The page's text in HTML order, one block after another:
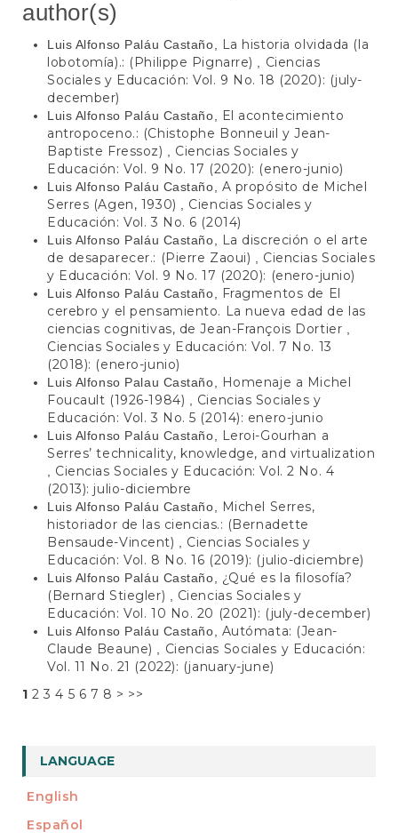
author(s)
Luis Alfonso Paláu Castaño,
La historia olvidada (la
lobotomía).: (Philippe Pignarre)
Ciencias
Sociales y Educación: Vol. 9 No. 18 (2020): (july-
december)
Luis Alfonso Paláu Castaño,
El acontecimiento
antropoceno.: (Chistophe Bonneuil y Jean-
Baptiste Fressoz)
Ciencias Sociales y
Educación: Vol. 9 No. 17 (2020): (enero-junio)
Luis Alfonso Paláu Castaño, A propósito de Michel
Serres (Agen, 1930)
Ciencias Sociales y
Educación: Vol. 3 No. 6 (2014)
Luis Alfonso Paláu Castaño,
La discreción o el arte
de desaparecer.: (Pierre Zaoui)
Ciencias Sociales
y Educación: Vol. 9 No. 17 (2020): (enero-junio)
Luis Alfonso Paláu Castaño,
Fragmentos de El
cerebro y el pensamiento. La nueva edad de las
ciencias cognitivas, de Jean-François Dortier
Ciencias Sociales y Educación: Vol. 7 No. 13
(2018): (enero-junio)
Luis Alfonso Palau Castaño,
Homenaje a Michel
Foucault (1926-1984)
Ciencias Sociales y
Educación: Vol. 3 No. 5 (2014): enero-junio
Luis Alfonso Paláu Castaño,
Leroi-Gourhan a
Serres’ technicality, knowledge, and virtualization
Ciencias Sociales y Educación: Vol. 2 No. 4
(2013): julio-diciembre
Luis Alfonso Paláu Castaño,
Michel Serres,
historiador de las ciencias.: (Bernadette
Bensaude-Vincent)
Ciencias Sociales y
Educación: Vol. 8 No. 16 (2019): (julio-diciembre)
Luis Alfonso Paláu Castaño, ¿Qué es la filosofía?
(Bernard Stiegler)
Ciencias Sociales y
Educación: Vol. 10 No. 20 (2021): (july-december)
Luis Alfonso Paláu Castaño, Autómata: (Jean-
Claude Beaune)
Ciencias Sociales y Educación:
Vol. 11 No. 21 (2022): (january-june)
1 2 3 4 5 6 7 8 > >>
LANGUAGE
English
Español